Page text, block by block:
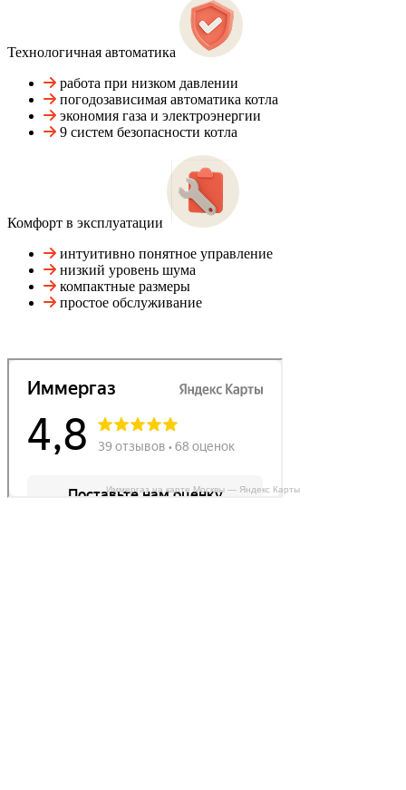
Технологичная автоматика
работа при низком давлении
погодозависимая автоматика котла
экономия газа и электроэнергии
9 систем безопасности котла
Комфорт в эксплуатации
интуитивно понятное управление
низкий уровень шума
компактные размеры
простое обслуживание
Иммергаз на карте Москвы — Яндекс Карты